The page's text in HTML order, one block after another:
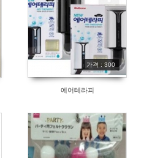
가격 : 300
에어테라피